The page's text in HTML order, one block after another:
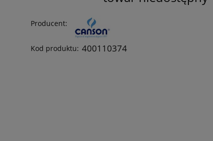
Producent:
Kod produktu: 400110374